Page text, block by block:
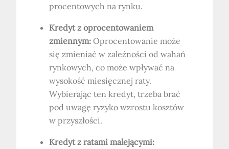
procentowych na rynku.
Kredyt z oprocentowaniem
zmiennym: Oprocentowanie może
się zmieniać w zależności od wahań
rynkowych, co może wpływać na
wysokość miesięcznej raty.
Wybierając ten kredyt, trzeba brać
pod uwagę ryzyko wzrostu kosztów
w przyszłości.
Kredyt z ratami malejącymi: